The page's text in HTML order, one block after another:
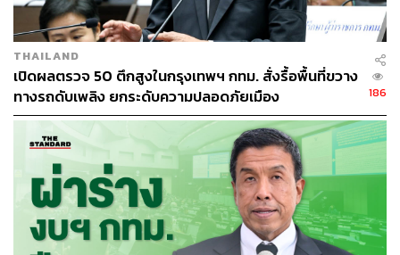
THAILAND
เปิดผลตรวจ 50 ตึกสูงในกรุงเทพฯ กทม. สั่งรื้อพื้นที่ขวาง
ทางรถดับเพลิง ยกระดับความปลอดภัยเมือง
186